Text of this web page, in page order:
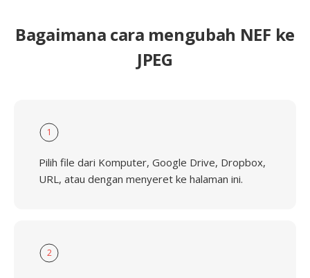
Bagaimana cara mengubah NEF ke
JPEG
1
Pilih file dari Komputer, Google Drive, Dropbox,
URL, atau dengan menyeret ke halaman ini.
2